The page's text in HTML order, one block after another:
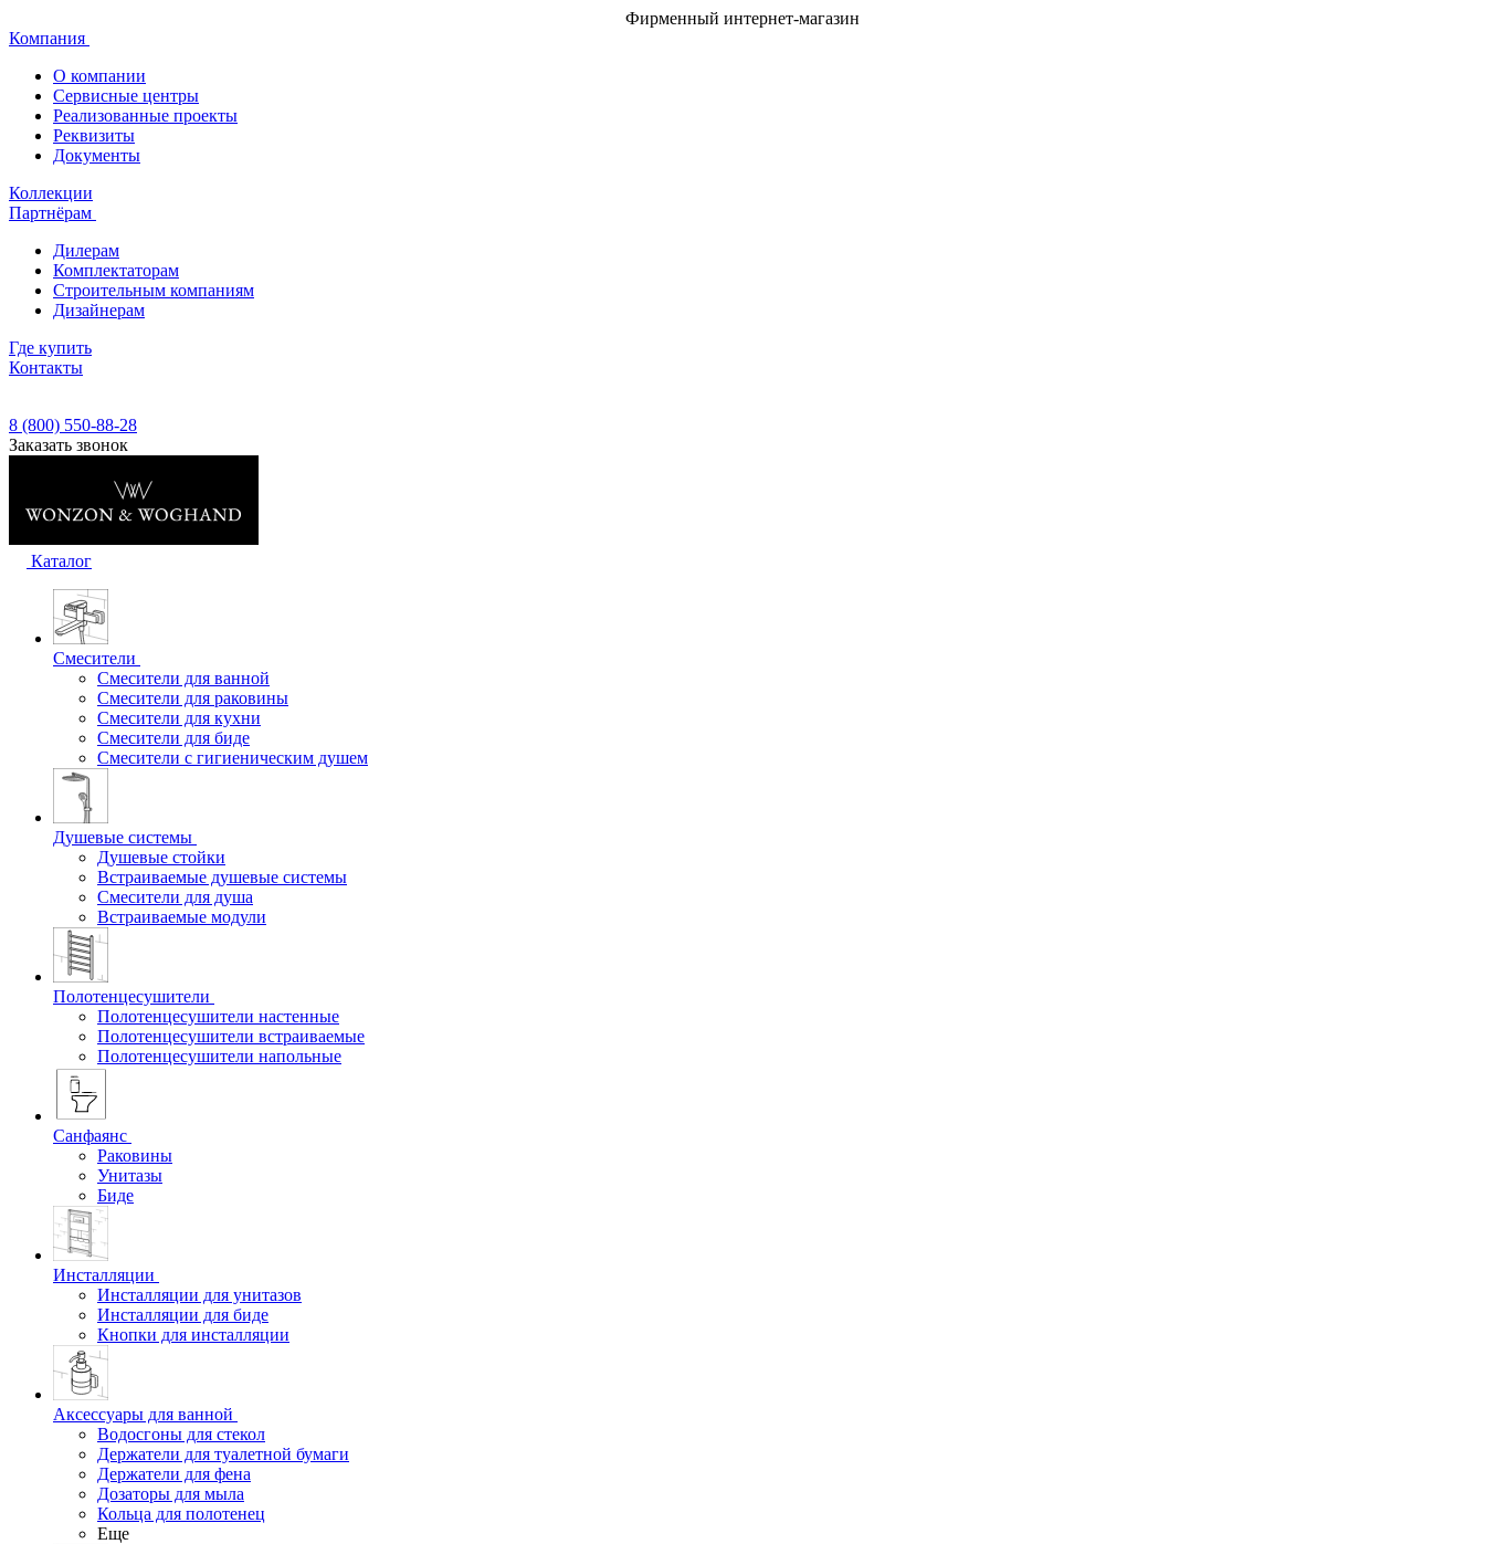
Фирменный интернет-магазин
Компания
О компании
Сервисные центры
Реализованные проекты
Реквизиты
Документы
Коллекции
Партнёрам
Дилерам
Комплектаторам
Строительным компаниям
Дизайнерам
Где купить
Контакты
8 (800) 550-88-28
Заказать звонок
Каталог
Смесители
Смесители для ванной
Смесители для раковины
Смесители для кухни
Смесители для биде
Смесители с гигиеническим душем
Душевые системы
Душевые стойки
Встраиваемые душевые системы
Смесители для душа
Встраиваемые модули
Полотенцесушители
Полотенцесушители настенные
Полотенцесушители встраиваемые
Полотенцесушители напольные
Санфаянс
Раковины
Унитазы
Биде
Инсталляции
Инсталляции для унитазов
Инсталляции для биде
Кнопки для инсталляции
Аксессуары для ванной
Водосгоны для стекол
Держатели для туалетной бумаги
Держатели для фена
Дозаторы для мыла
Кольца для полотенец
Еще